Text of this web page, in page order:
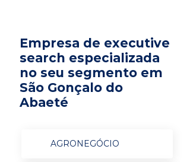
Empresa de executive
search especializada
no seu segmento em
São Gonçalo do
Abaeté
AGRONEGÓCIO